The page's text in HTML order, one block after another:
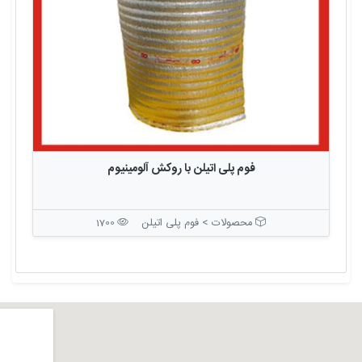
فوم پلی اتیلن با روکش آلومینیوم
محصولات > فوم پلی اتیلن